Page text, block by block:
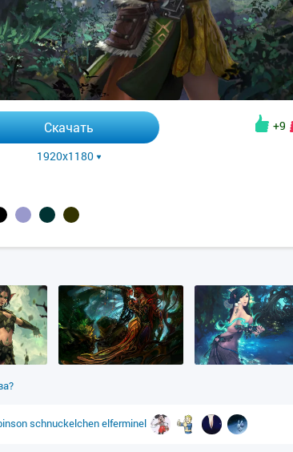
Скачать
1920x1180
+9
schnuckelchenelferminel